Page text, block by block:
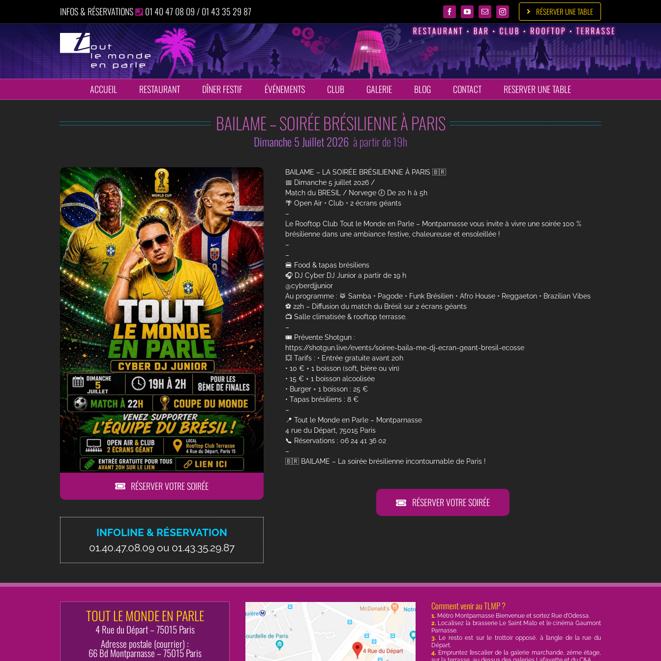
contenu
INFOS & RÉSERVATIONS 01 40 47 08 09 / 01 43 35 29 87 RÉSERVER UNE TABLE
ACCUEIL RESTAURANT DÎNER FESTIF ÉVÉNEMENTS CLUB GALERIE BLOG CONTACT RESERVER UNE TABLE
BAILAME – SOIRÉE BRÉSILIENNE À PARIS
Dimanche 5 Juillet 2026 à partir de 19h
RÉSERVER VOTRE SOIRÉE
INFOLINE & RÉSERVATION
01.40.47.08.09 ou 01.43.35.29.87
BAILAME – LA SOIRÉE BRÉSILIENNE À PARIS 🇧🇷
📅 Dimanche 5 juillet 2026 /
Match du BRESIL / Norvege 🕖 De 20 h à 5h
🌴 Open Air • Club • 2 écrans géants
–
Le Rooftop Club Tout le Monde en Parle – Montparnasse vous invite à vivre une soirée 100 %
brésilienne dans une ambiance festive, chaleureuse et ensoleillée !
–
–
🍔 Food & tapas brésiliens
🎧 DJ Cyber DJ Junior a partir de 19 h
@cyberdjjunior
Au programme : 🥁 Samba • Pagode • Funk Brésilien • Afro House • Reggaeton • Brazilian Vibes
⚽ 22h – Diffusion du match du Brésil sur 2 écrans géants
📺 Salle climatisée & rooftop terrasse.
–
🎟 Prévente Shotgun :
https://shotgun.live/events/soiree-baila-me-dj-ecran-geant-bresil-ecosse
💥 Tarifs : • Entrée gratuite avant 20h
• 10 € + 1 boisson (soft, bière ou vin)
• 15 € + 1 boisson alcoolisée
• Burger + 1 boisson : 25 €
• Tapas brésiliens : 8 €
–
📍 Tout le Monde en Parle – Montparnasse
4 rue du Départ, 75015 Paris
📞 Réservations : 06 24 41 36 02
–
🇧🇷 BAILAME – La soirée brésilienne incontournable de Paris !
RÉSERVER VOTRE SOIRÉE
TOUT LE MONDE EN PARLE
4 Rue du Départ – 75015 Paris
Adresse postale (courrier) :
66 Bd Montparnasse – 75015 Paris
Comment venir au TLMP ?
1. Métro Montparnasse Bienvenue et sortez Rue d’Odessa.
2. Localisez la brasserie Le Saint Malo et le cinéma Gaumont
Parnasse.
3. Le resto est sur le trottoir opposé, à l’angle de la rue du
Départ.
4. Empruntez l’escalier de la galerie marchande, 2ème étage,